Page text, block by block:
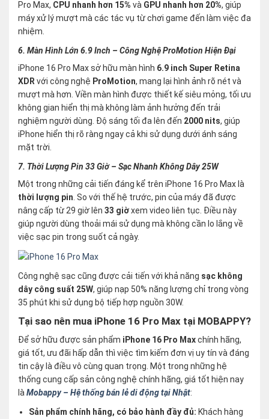
Pro Max, CPU nhanh hơn 15% và GPU nhanh hơn 20%, giúp
máy xử lý mượt mà các tác vụ từ chơi game đến làm việc đa
nhiệm.
6. Màn Hình Lớn 6.9 Inch – Công Nghệ ProMotion Hiện Đại
iPhone 16 Pro Max sở hữu màn hình 6.9 inch Super Retina
XDR với công nghệ ProMotion, mang lại hình ảnh rõ nét và
mượt mà hơn. Viền màn hình được thiết kế siêu mỏng, tối ưu
không gian hiển thị mà không làm ảnh hưởng đến trải
nghiệm người dùng. Độ sáng tối đa lên đến 2000 nits, giúp
iPhone hiển thị rõ ràng ngay cả khi sử dụng dưới ánh sáng
mặt trời.
7. Thời Lượng Pin 33 Giờ – Sạc Nhanh Không Dây 25W
Một trong những cải tiến đáng kể trên iPhone 16 Pro Max là
thời lượng pin . So với thế hệ trước, pin của máy đã được
nâng cấp từ 29 giờ lên 33 giờxem video liên tục. Điều này
giúp người dùng thoải mái sử dụng mà không cần lo lắng về
việc sạc pin trong suốt cả ngày.
Công nghệ sạc cũng được cải tiến với khả năng sạc không
dây công suất 25W, giúp nạp 50% năng lượng chỉ trong vòng
35 phút khi sử dụng bộ tiếp hợp nguồn 30W.
Tại sao nên mua iPhone 16 Pro Max tại MOBAPPY?
Để sở hữu được sản phẩm iPhone 16 Pro Maxchính hãng,
giá tốt, ưu đãi hấp dẫn thì việc tìm kiếm đơn vị uy tín và đáng
tin cậy là điều vô cùng quan trọng. Một trong những hệ
thống cung cấp sản công nghệ chính hãng, giá tốt hiện nay
là Mobappy – Hệ thống bán lẻ di động tại Nhật:
Sản phẩm chính hãng, có bảo hành đầy đủ: Khách hàng